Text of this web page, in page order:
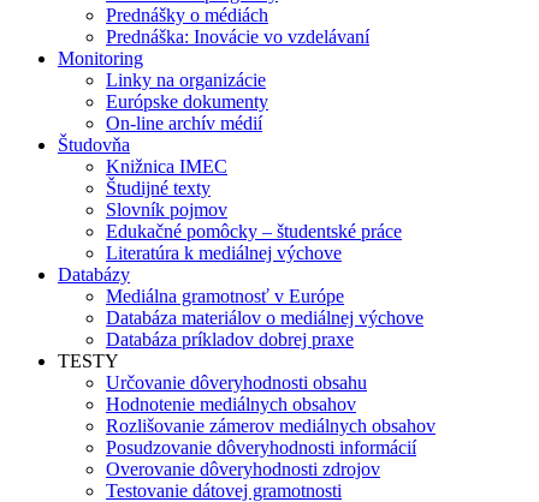
Prednášky o médiách
Prednáška: Inovácie vo vzdelávaní
Monitoring
Linky na organizácie
Európske dokumenty
On-line archív médií
Študovňa
Knižnica IMEC
Študijné texty
Slovník pojmov
Edukačné pomôcky – študentské práce
Literatúra k mediálnej výchove
Databázy
Mediálna gramotnosť v Európe
Databáza materiálov o mediálnej výchove
Databáza príkladov dobrej praxe
TESTY
Určovanie dôveryhodnosti obsahu
Hodnotenie mediálnych obsahov
Rozlišovanie zámerov mediálnych obsahov
Posudzovanie dôveryhodnosti informácií
Overovanie dôveryhodnosti zdrojov
Testovanie dátovej gramotnosti